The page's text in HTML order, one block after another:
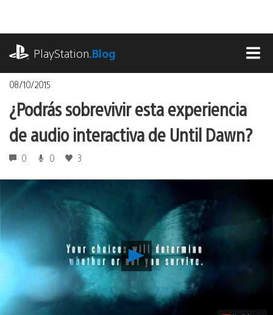
contenido
PlayStation.Blog
08/10/2015
¿Podrás sobrevivir esta experiencia
de audio interactiva de Until Dawn?
0 0 3
Reproducir
¿Podrás
sobrevivir
esta
experiencia
de